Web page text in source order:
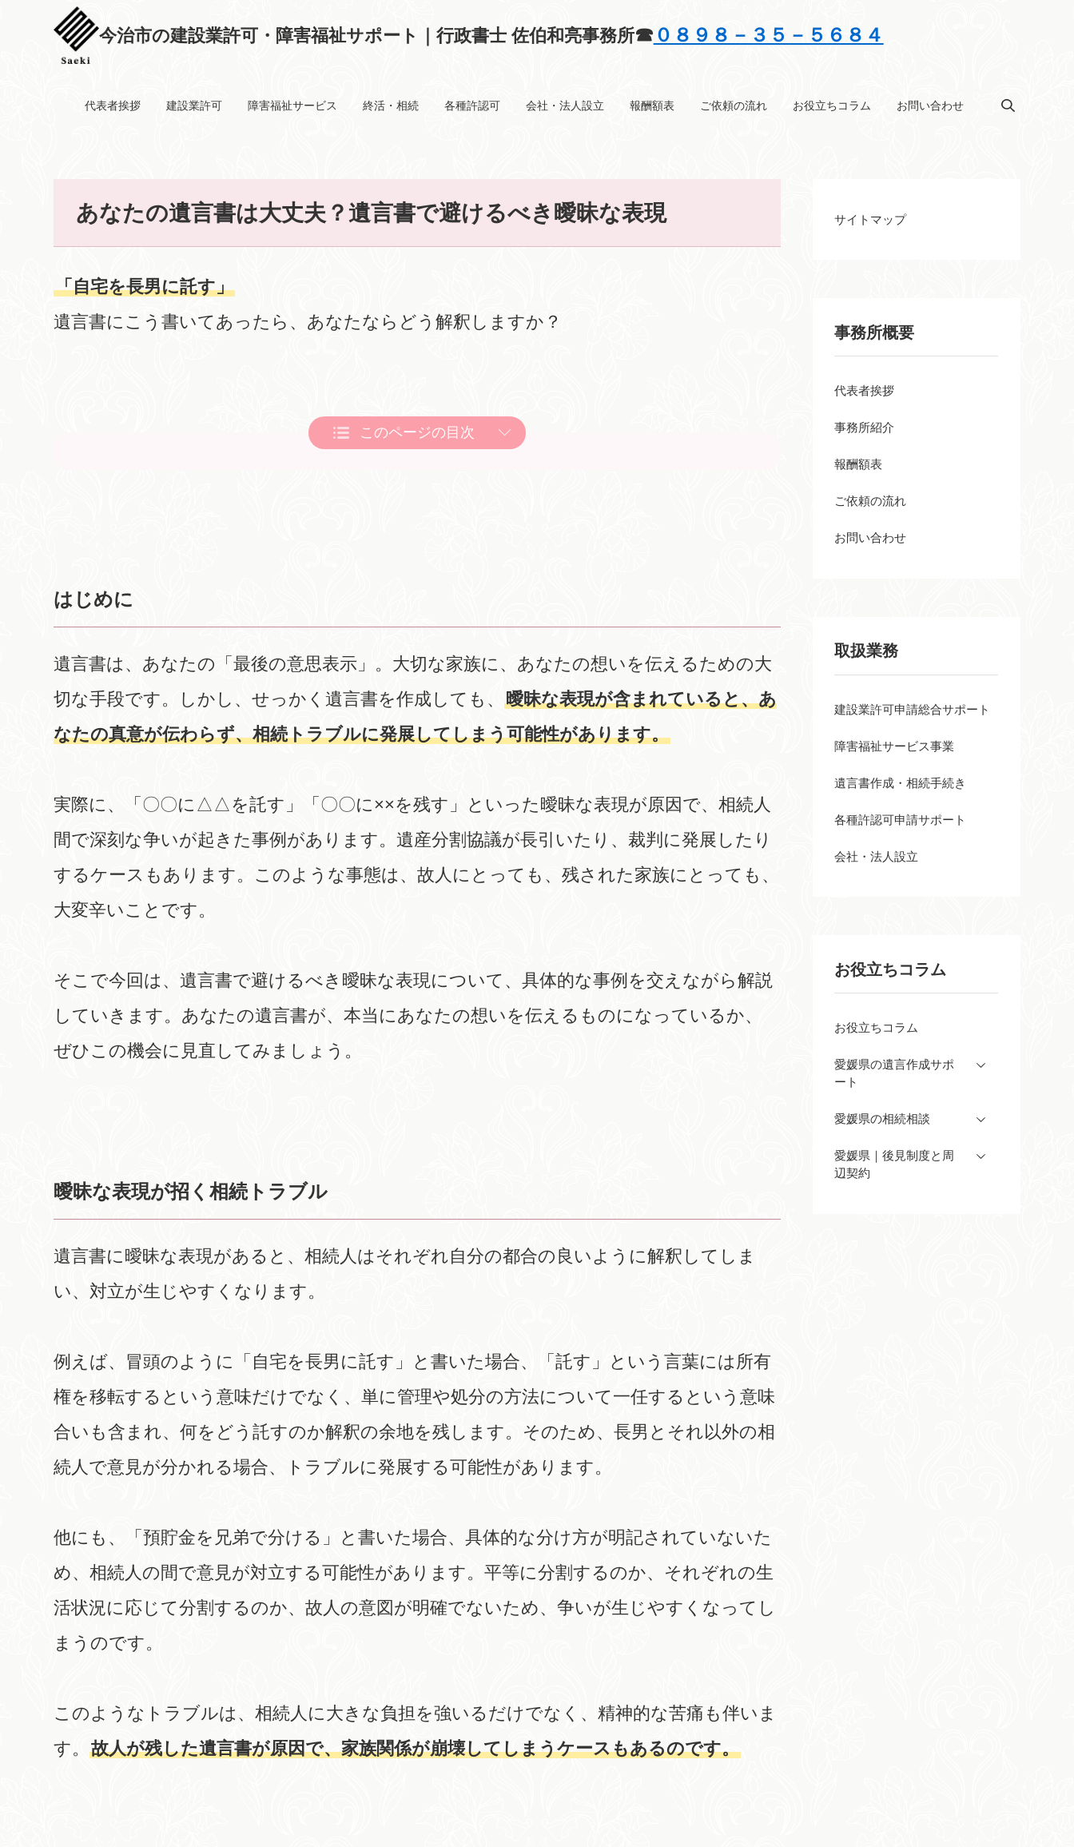
今治市の建設業許可・障害福祉サポート｜行政書士 佐伯和亮事務所☎ ０８９８－３５－５６８４
代表者挨拶 建設業許可 障害福祉サービス 終活・相続 各種許認可 会社・法人設立 報酬額表 ご依頼の流れ お役立ちコラム お問い合わせ
あなたの遺言書は大丈夫？遺言書で避けるべき曖昧な表現
「自宅を長男に託す」
遺言書にこう書いてあったら、あなたならどう解釈しますか？
このページの目次
はじめに
遺言書は、あなたの「最後の意思表示」。大切な家族に、あなたの想いを伝えるための大
切な手段です。しかし、せっかく遺言書を作成しても、曖昧な表現が含まれていると、あ
なたの真意が伝わらず、相続トラブルに発展してしまう可能性があります。
実際に、「〇〇に△△を託す」「〇〇に××を残す」といった曖昧な表現が原因で、相続人
間で深刻な争いが起きた事例があります。遺産分割協議が長引いたり、裁判に発展したり
するケースもあります。このような事態は、故人にとっても、残された家族にとっても、
大変辛いことです。
そこで今回は、遺言書で避けるべき曖昧な表現について、具体的な事例を交えながら解説
していきます。あなたの遺言書が、本当にあなたの想いを伝えるものになっているか、
ぜひこの機会に見直してみましょう。
曖昧な表現が招く相続トラブル
遺言書に曖昧な表現があると、相続人はそれぞれ自分の都合の良いように解釈してしま
い、対立が生じやすくなります。
例えば、冒頭のように「自宅を長男に託す」と書いた場合、「託す」という言葉には所有
権を移転するという意味だけでなく、単に管理や処分の方法について一任するという意味
合いも含まれ、何をどう託すのか解釈の余地を残します。そのため、長男とそれ以外の相
続人で意見が分かれる場合、トラブルに発展する可能性があります。
他にも、「預貯金を兄弟で分ける」と書いた場合、具体的な分け方が明記されていないた
め、相続人の間で意見が対立する可能性があります。平等に分割するのか、それぞれの生
活状況に応じて分割するのか、故人の意図が明確でないため、争いが生じやすくなってし
まうのです。
このようなトラブルは、相続人に大きな負担を強いるだけでなく、精神的な苦痛も伴いま
す。故人が残した遺言書が原因で、家族関係が崩壊してしまうケースもあるのです。
サイトマップ
事務所概要
代表者挨拶
事務所紹介
報酬額表
ご依頼の流れ
お問い合わせ
取扱業務
建設業許可申請総合サポート
障害福祉サービス事業
遺言書作成・相続手続き
各種許認可申請サポート
会社・法人設立
お役立ちコラム
お役立ちコラム
愛媛県の遺言作成サポ
ート
愛媛県の相続相談
愛媛県｜後見制度と周
辺契約